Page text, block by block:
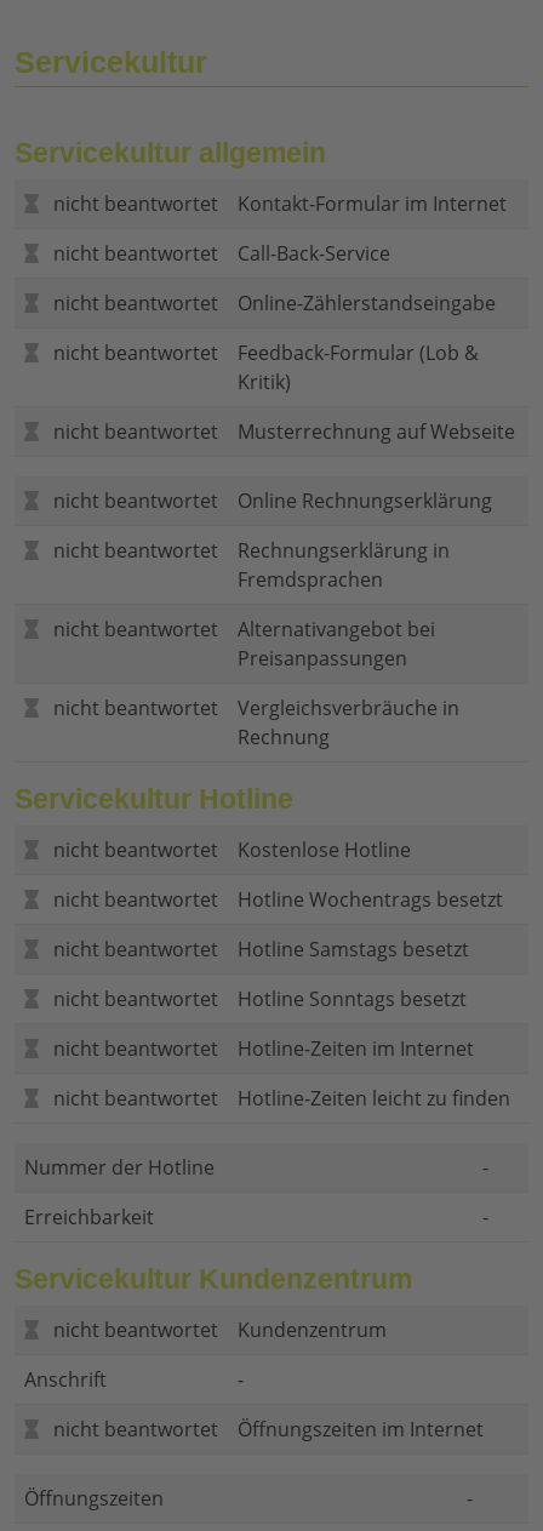
Servicekultur
Servicekultur allgemein
nicht beantwortet
Kontakt-Formular im Internet
nicht beantwortet
Call-Back-Service
nicht beantwortet
Online-Zählerstandseingabe
nicht beantwortet
Feedback-Formular (Lob &
Kritik)
nicht beantwortet
Musterrechnung auf Webseite
nicht beantwortet
Online Rechnungserklärung
nicht beantwortet
Rechnungserklärung in
Fremdsprachen
nicht beantwortet
Alternativangebot bei
Preisanpassungen
nicht beantwortet
Vergleichsverbräuche in
Rechnung
Servicekultur Hotline
nicht beantwortet
Kostenlose Hotline
nicht beantwortet
Hotline Wochentrags besetzt
nicht beantwortet
Hotline Samstags besetzt
nicht beantwortet
Hotline Sonntags besetzt
nicht beantwortet
Hotline-Zeiten im Internet
nicht beantwortet
Hotline-Zeiten leicht zu finden
Nummer der Hotline
-
Erreichbarkeit
-
Servicekultur Kundenzentrum
nicht beantwortet
Kundenzentrum
Anschrift
-
nicht beantwortet
Öffnungszeiten im Internet
Öffnungszeiten -